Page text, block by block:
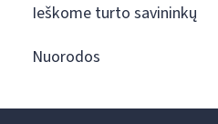
Ieškome turto savininkų
Nuorodos